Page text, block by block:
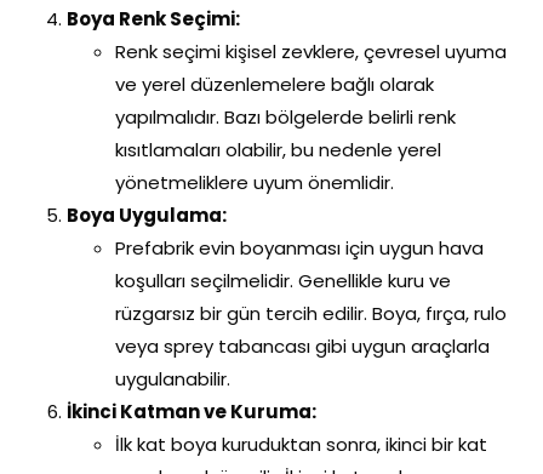
Boya Renk Seçimi:
Renk seçimi kişisel zevklere, çevresel uyuma
ve yerel düzenlemelere bağlı olarak
yapılmalıdır. Bazı bölgelerde belirli renk
kısıtlamaları olabilir, bu nedenle yerel
yönetmeliklere uyum önemlidir.
Boya Uygulama:
Prefabrik evin boyanması için uygun hava
koşulları seçilmelidir. Genellikle kuru ve
rüzgarsız bir gün tercih edilir. Boya, fırça, rulo
veya sprey tabancası gibi uygun araçlarla
uygulanabilir.
İkinci Katman ve Kuruma:
İlk kat boya kuruduktan sonra, ikinci bir kat